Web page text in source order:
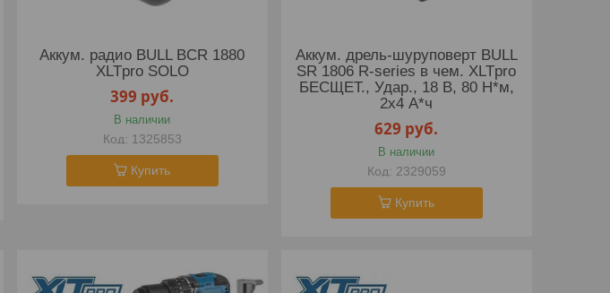
Аккум. радио BULL BCR 1880
XLTpro SOLO
399 руб.
В наличии
1325853
Купить
Аккум. дрель-шуруповерт BULL
SR 1806 R-series в чем. XLTpro
БЕСЩЕТ., Удар., 18 В, 80 Н*м,
2х4 А*ч
629 руб.
В наличии
2329059
Купить